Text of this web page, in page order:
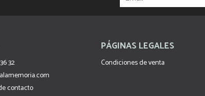
32
contacto
PÁGINAS LEGALES
Condiciones de venta